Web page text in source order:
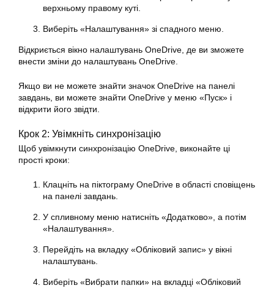
верхньому правому куті.
Виберіть «Налаштування» зі спадного меню.
Відкриється вікно налаштувань OneDrive, де ви зможете
внести зміни до налаштувань OneDrive.
Якщо ви не можете знайти значок OneDrive на панелі
завдань, ви можете знайти OneDrive у меню «Пуск» і
відкрити його звідти.
Крок 2: Увімкніть синхронізацію
Щоб увімкнути синхронізацію OneDrive, виконайте ці
прості кроки:
Клацніть на піктограму OneDrive в області сповіщень
на панелі завдань.
У спливному меню натисніть «Додатково», а потім
«Налаштування».
Перейдіть на вкладку «Обліковий запис» у вікні
налаштувань.
Виберіть «Вибрати папки» на вкладці «Обліковий